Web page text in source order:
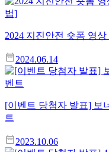
2024 지진안전 숏폼 영
2024.06.14
[이벤트 당첨자 발표] 보
트
2023.10.06